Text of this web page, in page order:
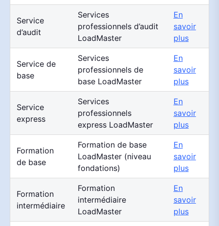
Service
d’audit
Services
professionnels d’audit
LoadMaster
En
savoir
plus
Service de
base
Services
professionnels de
base LoadMaster
En
savoir
plus
Service
express
Services
professionnels
express LoadMaster
En
savoir
plus
Formation
de base
Formation de base
LoadMaster (niveau
fondations)
En
savoir
plus
Formation
intermédiaire
Formation
intermédiaire
LoadMaster
En
savoir
plus